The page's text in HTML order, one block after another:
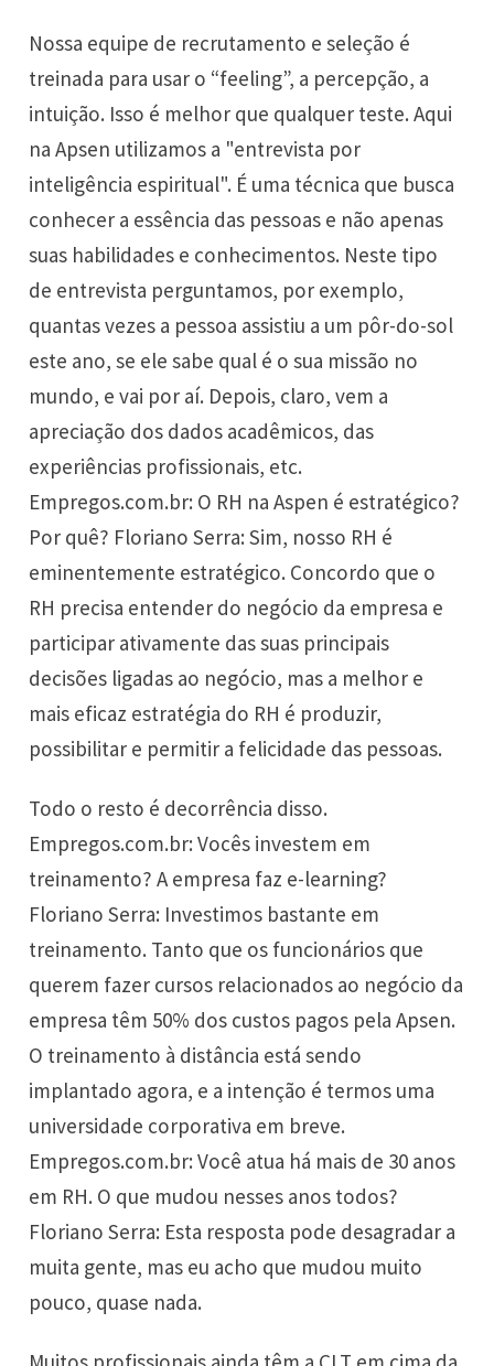
Nossa equipe de recrutamento e seleção é
treinada para usar o “feeling”, a percepção, a
intuição. Isso é melhor que qualquer teste. Aqui
na Apsen utilizamos a "entrevista por
inteligência espiritual". É uma técnica que busca
conhecer a essência das pessoas e não apenas
suas habilidades e conhecimentos. Neste tipo
de entrevista perguntamos, por exemplo,
quantas vezes a pessoa assistiu a um pôr-do-sol
este ano, se ele sabe qual é o sua missão no
mundo, e vai por aí. Depois, claro, vem a
apreciação dos dados acadêmicos, das
experiências profissionais, etc.
Empregos.com.br: O RH na Aspen é estratégico?
Por quê? Floriano Serra: Sim, nosso RH é
eminentemente estratégico. Concordo que o
RH precisa entender do negócio da empresa e
participar ativamente das suas principais
decisões ligadas ao negócio, mas a melhor e
mais eficaz estratégia do RH é produzir,
possibilitar e permitir a felicidade das pessoas.
Todo o resto é decorrência disso.
Empregos.com.br: Vocês investem em
treinamento? A empresa faz e-learning?
Floriano Serra: Investimos bastante em
treinamento. Tanto que os funcionários que
querem fazer cursos relacionados ao negócio da
empresa têm 50% dos custos pagos pela Apsen.
O treinamento à distância está sendo
implantado agora, e a intenção é termos uma
universidade corporativa em breve.
Empregos.com.br: Você atua há mais de 30 anos
em RH. O que mudou nesses anos todos?
Floriano Serra: Esta resposta pode desagradar a
muita gente, mas eu acho que mudou muito
pouco, quase nada.